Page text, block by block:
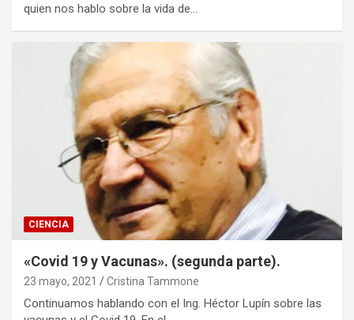
quien nos hablo sobre la vida de…
CIENCIA
«Covid 19 y Vacunas». (segunda parte).
23 mayo, 2021 Cristina Tammone
Continuamos hablando con el Ing. Héctor Lupín sobre las